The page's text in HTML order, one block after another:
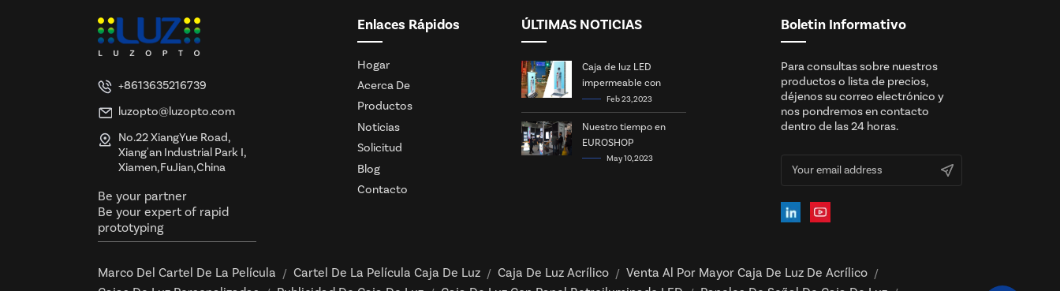
+8613635216739
luzopto@luzopto.com
No.22 XiangYue Road,
Xiang'an Industrial Park I,
Xiamen,FuJian,China
Be your partner
Be your expert of rapid
prototyping
Enlaces Rápidos
Hogar
Acerca De
Productos
Noticias
Solicitud
Blog
Contacto
ÚLTIMAS NOTICIAS
Caja de luz LED
impermeable con
energía solar
Feb 23, 2023
Nuestro tiempo en
EUROSHOP
May 10, 2023
Boletin Informativo
Para consultas sobre nuestros
productos o lista de precios,
déjenos su correo electrónico y
nos pondremos en contacto
dentro de las 24 horas.
Marco Del Cartel De La Película / Cartel De La Película Caja De Luz / Caja De Luz Acrílico / Venta Al Por Mayor Caja De Luz De Acrílico /